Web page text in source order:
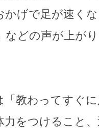
かげで足が速く
などの声が上が
「教わってすぐ
力をつけること